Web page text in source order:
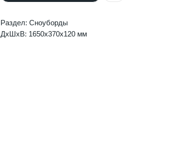
Раздел: Сноуборды
ДxШxВ: 1650x370x120 мм